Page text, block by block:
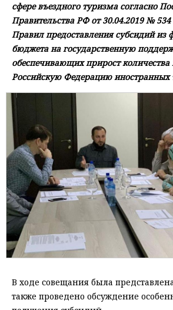
сфере въездного туризма согласно
Правительства РФ от 30.04.2019 №
Правил предоставления субсидий из
бюджета на государственную
обеспечивающих прирост
Российскую Федерацию иностранных
В ходе совещания была
также проведено обсуждение